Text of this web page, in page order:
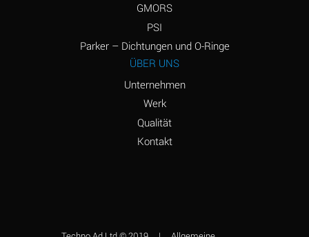
Amyl Napthalene
Aniline
A
Aniline Hydrochloride
GMORS
PSI
Parker – Dichtungen und O-Ringe
ÜBER UNS
Unternehmen
Werk
Qualität
Kontakt